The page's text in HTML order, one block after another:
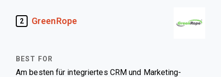
2 GreenRope
Am besten für integriertes CRM und Marketing-